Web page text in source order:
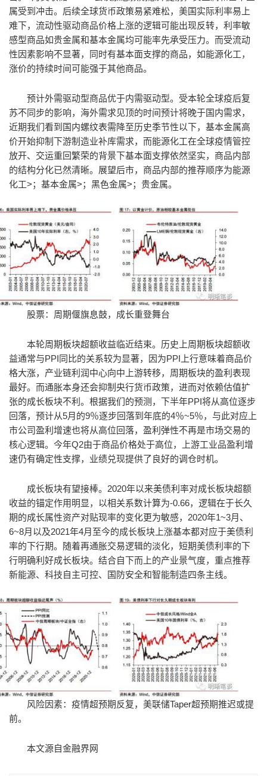
属受到冲击。后续全球货币政策易紧难松，美国实际利率易上
难下，流动性驱动商品价格上涨的逻辑可能出现反转，利率敏
感型商品如贵金属和基本金属均可能率先承受压力。而受流动
性因素影响不显著，同时有基本面支撑的商品，如能源化工，
涨价的持续时间可能强于其他商品。
预计外需驱动型商品优于内需驱动型。受本轮全球疫后复
苏不同步的影响，海外需求见顶的时间预计将晚于国内需求，
近期我们看到国内螺纹表需降至历史季节性以下，基本金属高
价开始抑制下游制造业补库需求，而能源化工在全球疫情管控
放开、交运重回繁荣的背景下基本面支撑依然坚实，商品内部
的结构分化已然清晰。展望后市，商品内部的推荐顺序为能源
化工>；基本金属>；黑色金属>；贵金属。
股票：周期偃旗息鼓，成长重登舞台
本轮周期板块超额收益临近结束。历史上周期板块超额收
益通常与PPI同比的关系较为显著，因为PPI上行意味着商品价
格大涨，产业链利润中心向中上游转移，周期板块的盈利表现
最好。而通胀本身还会抑制央行货币政策，进而对依赖估值扩
张的成长板块不利。根据我们的预测，下半年PPI将从高位逐步
回落，预计从5月的9％逐步回落到年底的4％~5％，与此对应上
市公司盈利增速也将从高位回落，盈利弹性不再是市场交易的
核心逻辑。今年Q2由于商品价格处于高位，上游工业品盈利增
速仍有确定性支撑，业绩兑现提供了良好的调仓时机。
成长板块有望接棒。2020年以来美债利率对成长板块超额
收益的锚定作用明显，以相关系数计算为-0.66，逻辑在于长久
期的成长属性资产对贴现率的变化更为敏感，2020年1~3月、
6~8月以及2021年4月至今的成长板块上涨基本都对应于美债利
率的下行期。随着再通胀交易逻辑的淡化，短期美债利率的下
行明确利好成长板块。结合自下而上的产业景气度，重点推荐
新能源、科技自主可控、国防安全和智能制造四条主线。
风险因素：疫情超预期反复，美联储Taper超预期推迟或提
前。
本文源自金融界网